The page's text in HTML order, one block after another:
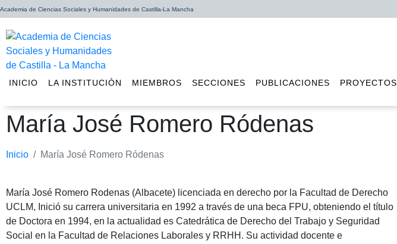
Academia de Ciencias Sociales y Humanidades de Castilla-La Mancha
INICIO LA INSTITUCIÓN MIEMBROS SECCIONES PUBLICACIONES PROYECTOS
María José Romero Ródenas
Inicio María José Romero Ródenas
María José Romero Rodenas (Albacete) licenciada en derecho por la Facultad de Derecho
UCLM, Inició su carrera universitaria en 1992 a través de una beca FPU, obteniendo el título
de Doctora en 1994, en la actualidad es Catedrática de Derecho del Trabajo y Seguridad
Social en la Facultad de Relaciones Laborales y RRHH. Su actividad docente e